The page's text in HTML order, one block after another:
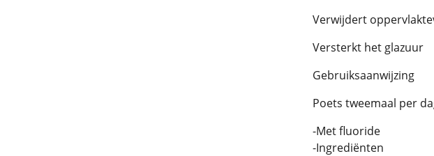
Verwijdert
Versterkt het glazuur
Gebruiksaanwijzing
Poets tweemaal per
-Met fluoride
-Ingrediënten